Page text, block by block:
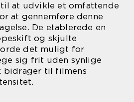
at udvikle et omfattende
at gennemføre denne
De etablerede en
og skjulte
det muligt for
sig frit uden synlige
bidrager til filmens